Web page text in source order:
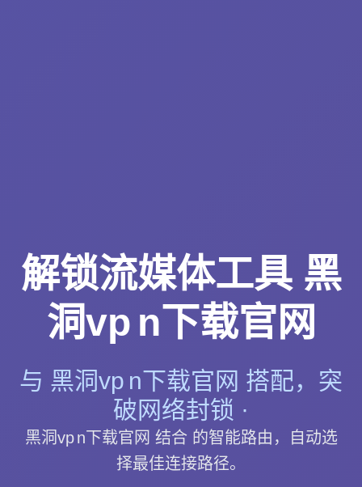
解锁流媒体工具 黑
洞vp n下载官网
与 黑洞vp n下载官网 搭配，突
破网络封锁 ·
黑洞vp n下载官网 结合 的智能路由，自动选
择最佳连接路径。